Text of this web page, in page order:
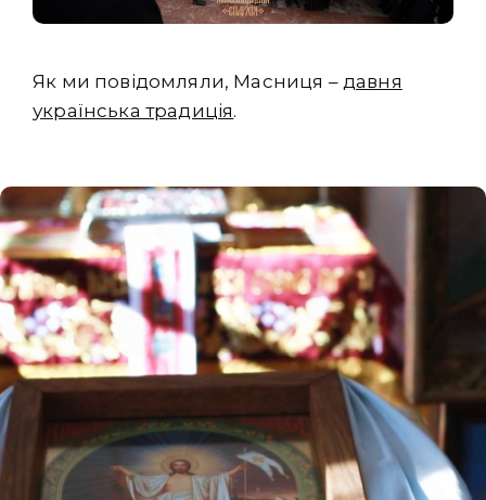
Як ми повідомляли, Масниця – давня
українська традиція.